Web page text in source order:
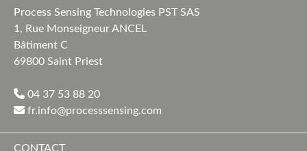
Process Sensing Technologies PST SAS
1, Rue Monseigneur ANCEL
Bâtiment C
69800 Saint Priest
04 37 53 88 20
fr.info@processsensing.com
CONTACT